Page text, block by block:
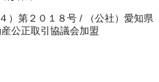
）第２０１８号 /
（公社）愛知県
公正取引協議会加盟